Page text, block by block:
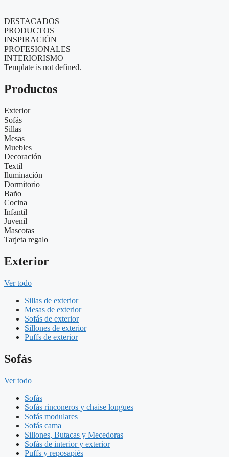
DESTACADOS
PRODUCTOS
INSPIRACIÓN
PROFESIONALES
INTERIORISMO
Template is not defined.
Productos
Exterior
Sofás
Sillas
Mesas
Muebles
Decoración
Textil
Iluminación
Dormitorio
Baño
Cocina
Infantil
Juvenil
Mascotas
Tarjeta regalo
Exterior
Ver todo
Sillas de exterior
Mesas de exterior
Sofás de exterior
Sillones de exterior
Puffs de exterior
Sofás
Ver todo
Sofás
Sofás rinconeros y chaise longues
Sofás modulares
Sofás cama
Sillones, Butacas y Mecedoras
Sofás de interior y exterior
Puffs y reposapiés